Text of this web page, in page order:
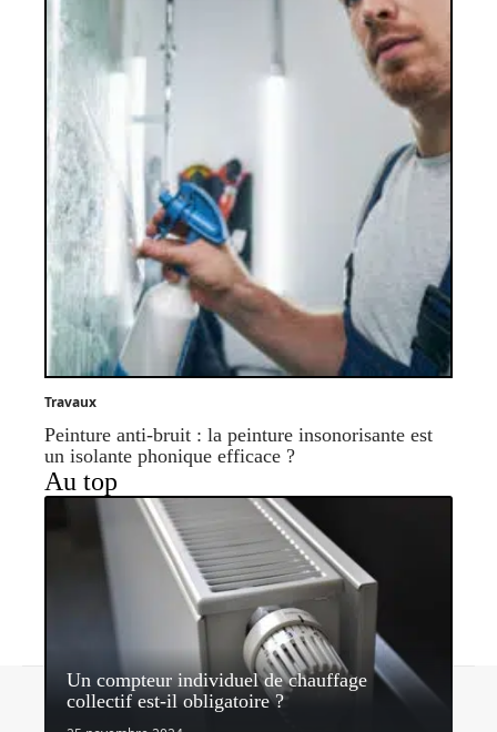
Travaux
Peinture anti-bruit : la peinture insonorisante est
un isolante phonique efficace ?
Au top
Un compteur individuel de chauffage
collectif est-il obligatoire ?
Contact Mentions légales Sitemap